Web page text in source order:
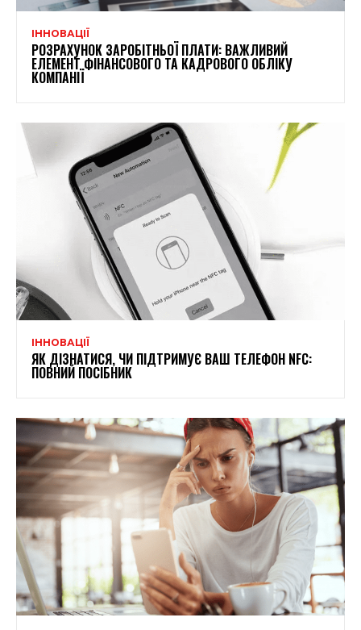
ІННОВАЦІЇ
РОЗРАХУНОК ЗАРОБІТНЬОЇ ПЛАТИ: ВАЖЛИВИЙ
ЕЛЕМЕНТ ФІНАНСОВОГО ТА КАДРОВОГО ОБЛІКУ
КОМПАНІЇ
ІННОВАЦІЇ
ЯК ДІЗНАТИСЯ, ЧИ ПІДТРИМУЄ ВАШ ТЕЛЕФОН NFC:
ПОВНИЙ ПОСІБНИК